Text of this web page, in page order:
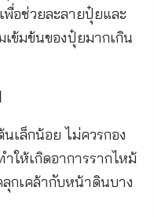
พื่อช่วยละลายปุ๋ยและ
เข้มข้นของปุ๋ยมากเกิน
เล็กน้อย ไม่ควรกอง
ให้เกิดอาการรากไหม้
กเคล้ากับหน้าดินบาง